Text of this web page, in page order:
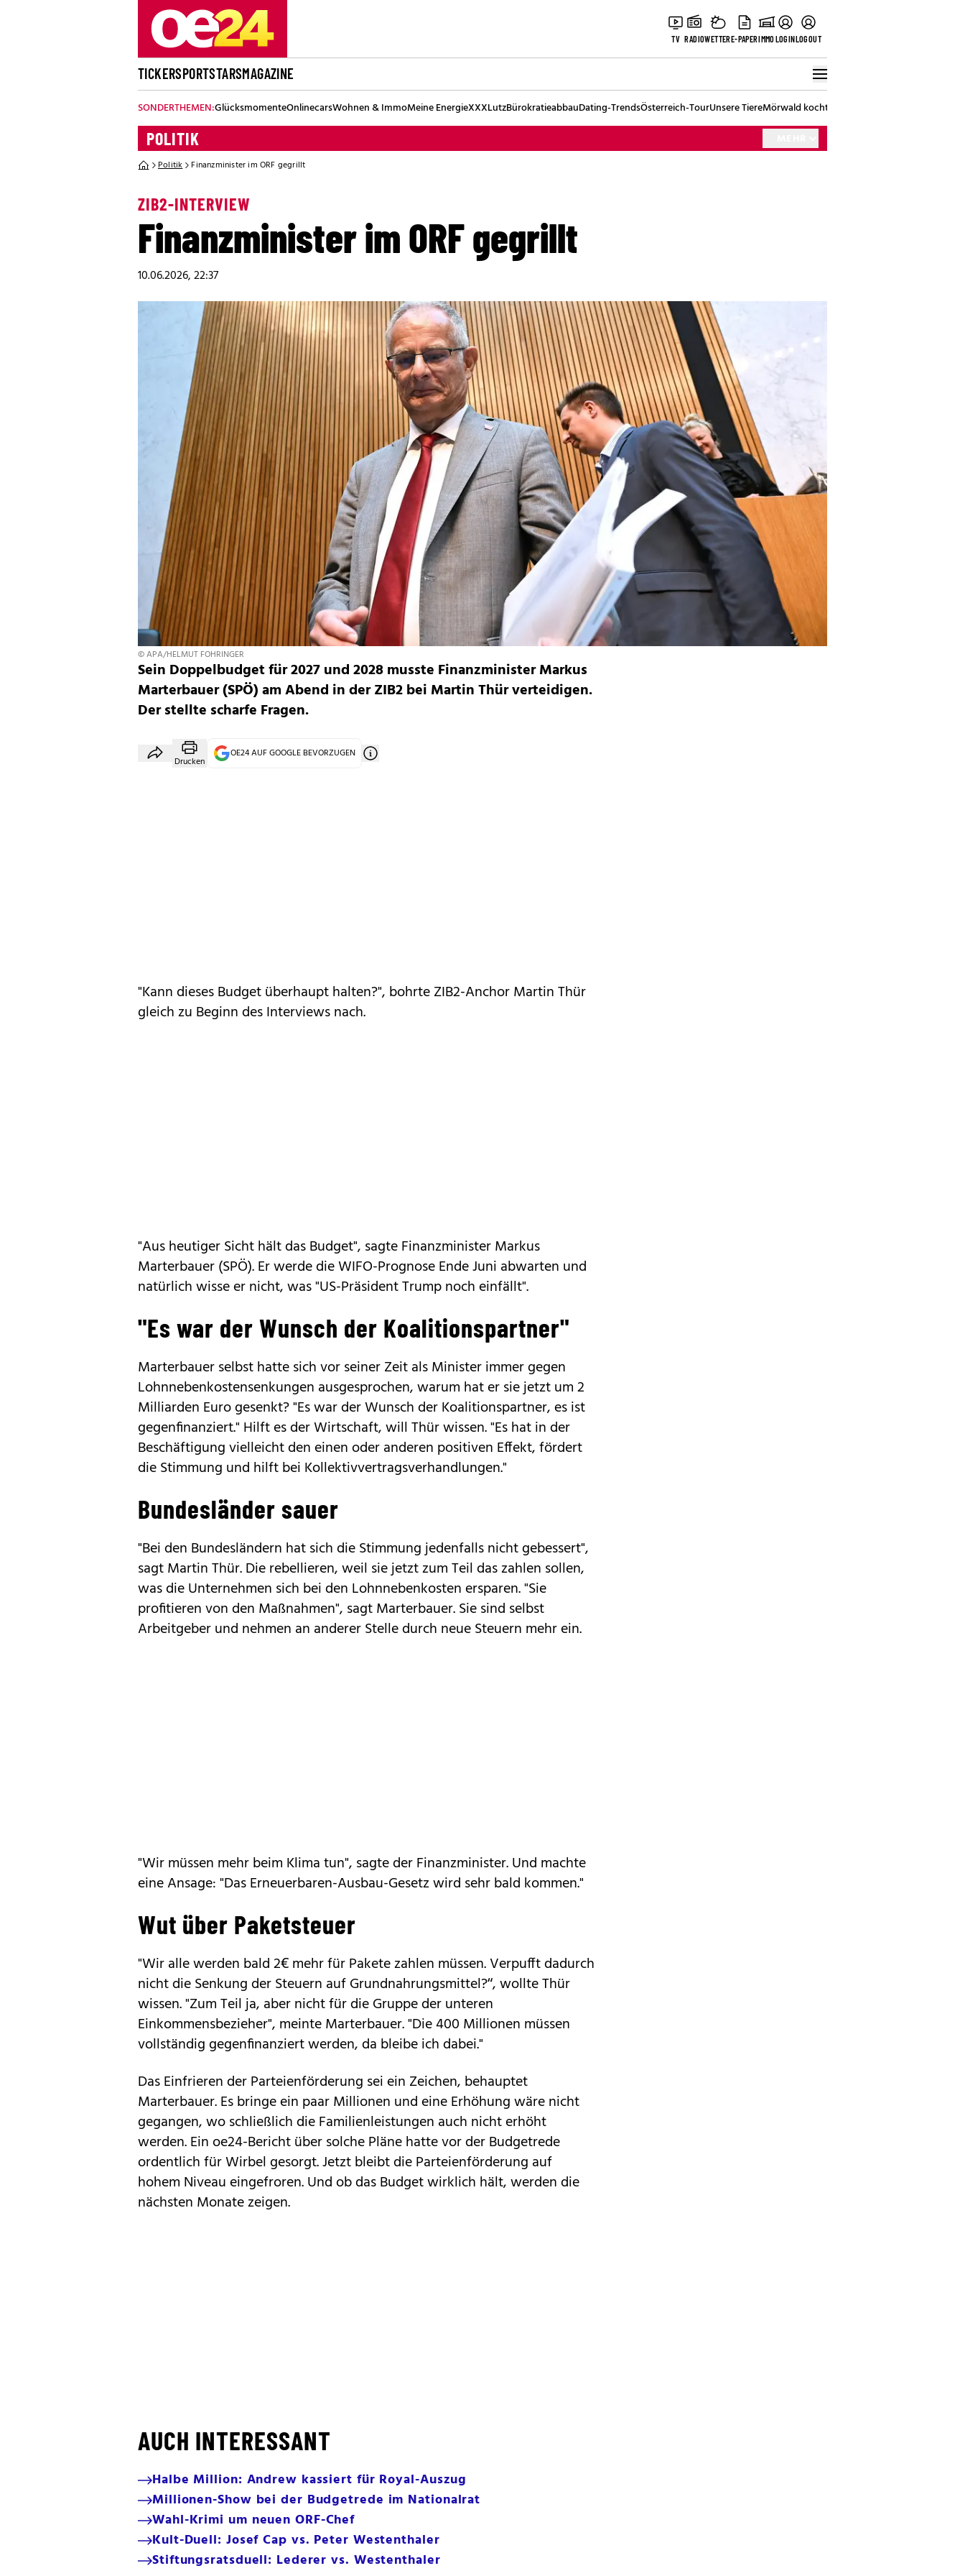
TV RADIOWETTERE-PAPERIMMOLOGINLOGOUT
TICKERSPORTSTARSMAGAZINE
SONDERTHEMEN:GlücksmomenteOnlinecarsWohnen & ImmoMeine EnergieXXXLutzBürokratieabbauDating-TrendsÖsterreich-TourUnsere TiereMörwald kocht
POLITIK
Politik Finanzminister im ORF gegrillt
ZIB2-INTERVIEW
Finanzminister im ORF gegrillt
10.06.2026, 22:37
© APA/HELMUT FOHRINGER
Sein Doppelbudget für 2027 und 2028 musste Finanzminister Markus
Marterbauer (SPÖ) am Abend in der ZIB2 bei Martin Thür verteidigen.
Der stellte scharfe Fragen.
Drucken
OE24 AUF GOOGLE BEVORZUGEN
"Kann dieses Budget überhaupt halten?", bohrte ZIB2-Anchor Martin Thür
gleich zu Beginn des Interviews nach.
"Aus heutiger Sicht hält das Budget", sagte Finanzminister Markus
Marterbauer (SPÖ). Er werde die WIFO-Prognose Ende Juni abwarten und
natürlich wisse er nicht, was "US-Präsident Trump noch einfällt".
"Es war der Wunsch der Koalitionspartner"
Marterbauer selbst hatte sich vor seiner Zeit als Minister immer gegen
Lohnnebenkostensenkungen ausgesprochen, warum hat er sie jetzt um 2
Milliarden Euro gesenkt? "Es war der Wunsch der Koalitionspartner, es ist
gegenfinanziert." Hilft es der Wirtschaft, will Thür wissen. "Es hat in der
Beschäftigung vielleicht den einen oder anderen positiven Effekt, fördert
die Stimmung und hilft bei Kollektivvertragsverhandlungen."
Bundesländer sauer
"Bei den Bundesländern hat sich die Stimmung jedenfalls nicht gebessert",
sagt Martin Thür. Die rebellieren, weil sie jetzt zum Teil das zahlen sollen,
was die Unternehmen sich bei den Lohnnebenkosten ersparen. "Sie
profitieren von den Maßnahmen", sagt Marterbauer. Sie sind selbst
Arbeitgeber und nehmen an anderer Stelle durch neue Steuern mehr ein.
"Wir müssen mehr beim Klima tun", sagte der Finanzminister. Und machte
eine Ansage: "Das Erneuerbaren-Ausbau-Gesetz wird sehr bald kommen."
Wut über Paketsteuer
"Wir alle werden bald 2€ mehr für Pakete zahlen müssen. Verpufft dadurch
nicht die Senkung der Steuern auf Grundnahrungsmittel?“, wollte Thür
wissen. "Zum Teil ja, aber nicht für die Gruppe der unteren
Einkommensbezieher", meinte Marterbauer. "Die 400 Millionen müssen
vollständig gegenfinanziert werden, da bleibe ich dabei."
Das Einfrieren der Parteienförderung sei ein Zeichen, behauptet
Marterbauer. Es bringe ein paar Millionen und eine Erhöhung wäre nicht
gegangen, wo schließlich die Familienleistungen auch nicht erhöht
werden. Ein oe24-Bericht über solche Pläne hatte vor der Budgetrede
ordentlich für Wirbel gesorgt. Jetzt bleibt die Parteienförderung auf
hohem Niveau eingefroren. Und ob das Budget wirklich hält, werden die
nächsten Monate zeigen.
AUCH INTERESSANT
Halbe Million: Andrew kassiert für Royal-Auszug
Millionen-Show bei der Budgetrede im Nationalrat
Wahl-Krimi um neuen ORF-Chef
Kult-Duell: Josef Cap vs. Peter Westenthaler
Stiftungsratsduell: Lederer vs. Westenthaler